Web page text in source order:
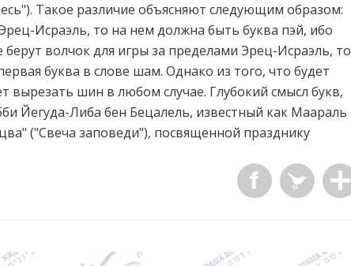
Такое различие объясняют следующим образом:
Исраэль, то на нем должна быть буква пэй, ибо
волчок для игры за пределами Эрец-Исраэль, то
буква в слове шам. Однако из того, что будет
вырезать шин в любом случае. Глубокий смысл букв,
Йегуда-Либа бен Бецалель, известный как Маараль
("Свеча заповеди"), посвященной празднику